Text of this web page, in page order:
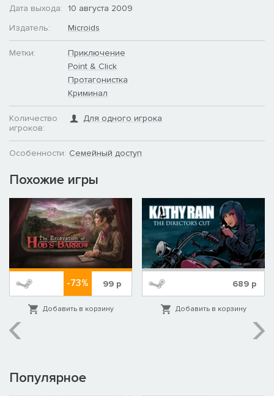
Дата выхода:
10 августа 2009
Издатель:
Microids
Метки:
Приключение
Point & Click
Протагонистка
Криминал
Количество
игроков:
Для одного игрока
Особенности: Семейный доступ
Похожие игры
-73% 99р
Добавить в корзину
689 р
Добавить в корзину
Популярное